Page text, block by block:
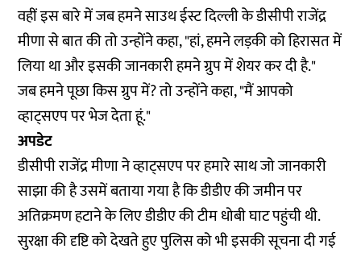
वहीं इस बारे में जब हमने साउथ ईस्ट दिल्ली के डीसीपी राजेंद्र
मीणा से बात की तो उन्होंने कहा, "हां, हमने लड़की को हिरासत में
लिया था और इसकी जानकारी हमने ग्रुप में शेयर कर दी है."
जब हमने पूछा किस ग्रुप में? तो उन्होंने कहा, "मैं आपको
व्हाट्सएप पर भेज देता हूं."
अपडेट
डीसीपी राजेंद्र मीणा ने व्हाट्सएप पर हमारे साथ जो जानकारी
साझा की है उसमें बताया गया है कि डीडीए की जमीन पर
अतिक्रमण हटाने के लिए डीडीए की टीम धोबी घाट पहुंची थी.
सुरक्षा की दृष्टि को देखते हुए पुलिस को भी इसकी सूचना दी गई